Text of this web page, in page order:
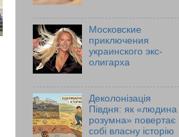
Московские
приключения
украинского экс-
олигарха
Деколонізація
Півдня: як «людина
розумна» повертає
собі власну історію